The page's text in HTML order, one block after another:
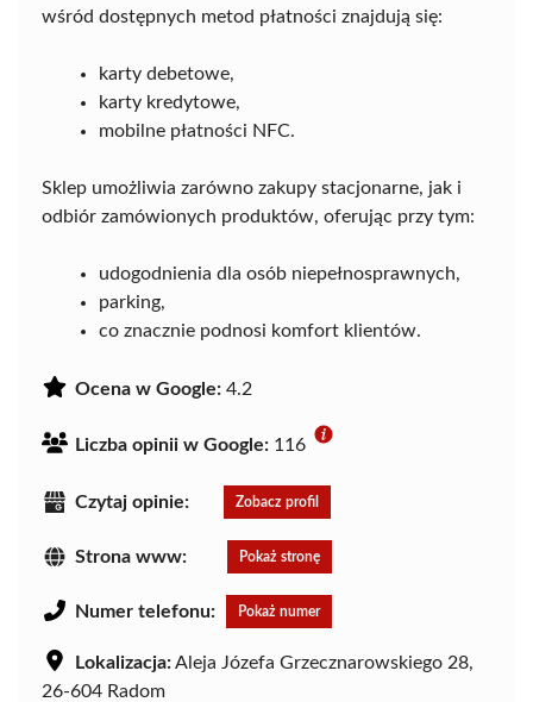
wśród dostępnych metod płatności znajdują się:
karty debetowe,
karty kredytowe,
mobilne płatności NFC.
Sklep umożliwia zarówno zakupy stacjonarne, jak i
odbiór zamówionych produktów, oferując przy tym:
udogodnienia dla osób niepełnosprawnych,
parking,
co znacznie podnosi komfort klientów.
Ocena w Google: 4.2
Liczba opinii w Google: 116
Czytaj opinie: Zobacz profil
Strona www: Pokaż stronę
Numer telefonu: Pokaż numer
Lokalizacja:Aleja Józefa Grzecznarowskiego 28,
26-604 Radom